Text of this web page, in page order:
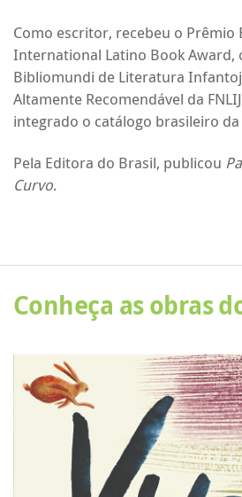
Como escritor, recebeu o Prêmio
International Latino Book Award,
Bibliomundi de Literatura
Altamente Recomendável da
integrado o catálogo brasileiro
Pela Editora do Brasil, publicou
Curvo.
Conheça as obras